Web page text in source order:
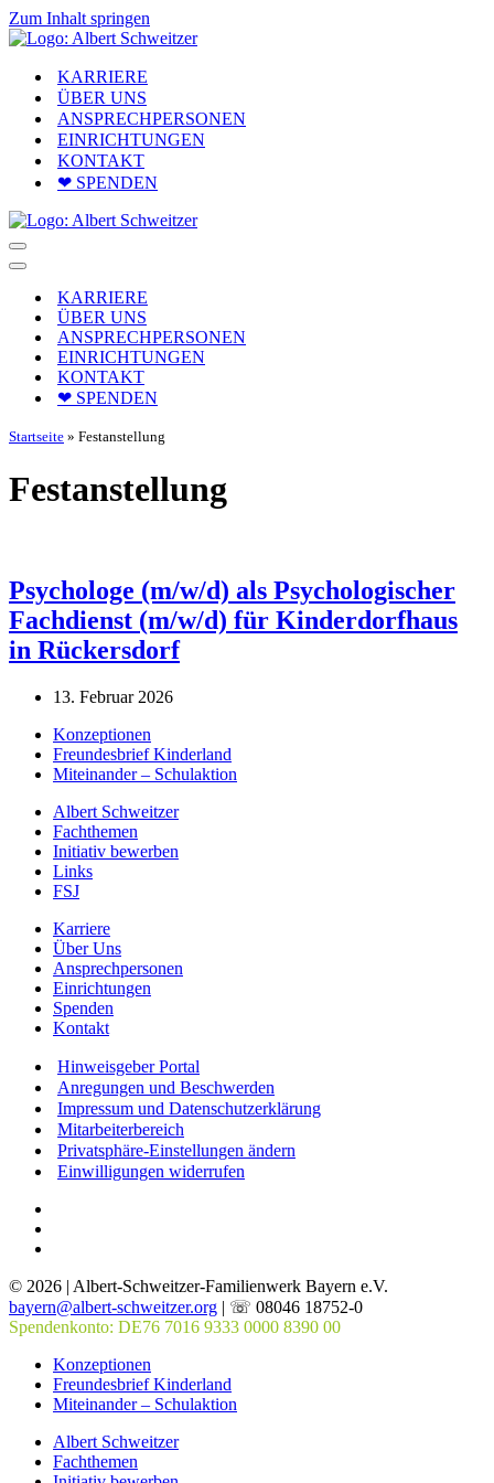
Zum Inhalt springen
KARRIERE
ÜBER UNS
ANSPRECHPERSONEN
EINRICHTUNGEN
KONTAKT
❤ SPENDEN
Navigationsmenü
Navigationsmenü
KARRIERE
ÜBER UNS
ANSPRECHPERSONEN
EINRICHTUNGEN
KONTAKT
❤ SPENDEN
Startseite » Festanstellung
Festanstellung
Psychologe (m/w/d) als Psychologischer
Fachdienst (m/w/d) für Kinderdorfhaus
in Rückersdorf
13. Februar 2026
Konzeptionen
Freundesbrief Kinderland
Miteinander – Schulaktion
Albert Schweitzer
Fachthemen
Initiativ bewerben
Links
FSJ
Karriere
Über Uns
Ansprechpersonen
Einrichtungen
Spenden
Kontakt
Hinweisgeber Portal
Anregungen und Beschwerden
Impressum und Datenschutzerklärung
Mitarbeiterbereich
Privatsphäre-Einstellungen ändern
Einwilligungen widerrufen
© 2026 | Albert-Schweitzer-Familienwerk Bayern e.V.
bayern@albert-schweitzer.org | ☏ 08046 18752-0
Spendenkonto: DE76 7016 9333 0000 8390 00
Konzeptionen
Freundesbrief Kinderland
Miteinander – Schulaktion
Albert Schweitzer
Fachthemen